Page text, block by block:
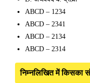
ABCD – 1234
ABCD – 2341
ABCD – 2134
ABCD – 2314
निम्नलिखित में किसका